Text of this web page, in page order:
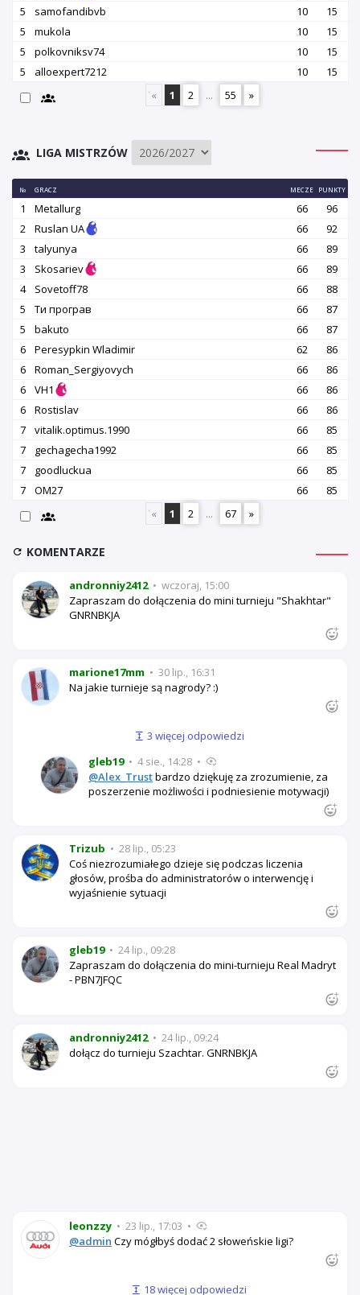
5
samofandibvb 10
15
5
mukola 10
15
5
polkovniksv74 10
15
5
alloexpert7212 10
15
«
1 2 ... 55 »
LIGA MISTRZÓW
№ GRACZ MECZE PUNKTY
1 Metallurg 66
96
2
Ruslan UA 66
92
3
talyunya 66
89
3
Skosariev 66
89
4
Sovetoff78 66
88
5
Ти програв 66
87
5
bakuto 66
87
6
Peresypkin Wladimir 62
86
6
Roman_Sergiyovych 66
86
6
VH1 66
86
6
Rostislav 66
86
7
vitalik.optimus.1990 66
85
7
gechagecha1992 66
85
7
goodluckua 66
85
7
OM27 66
85
«
1 2 ... 67 »
KOMENTARZE
andronniy2412 • wczoraj, 15:00
Zapraszam do dołączenia do mini turnieju "Shakhtar"
GNRNBKJA
marione17mm • 30 lip., 16:31
Na jakie turnieje są nagrody? :)
3 więcej odpowiedzi
gleb19 • 4 sie., 14:28 •
@Alex_Trustbardzo dziękuję za zrozumienie, za
poszerzenie możliwości i podniesienie motywacji)
Trizub • 28 lip., 05:23
Coś niezrozumiałego dzieje się podczas liczenia
głosów, prośba do administratorów o interwencję i
wyjaśnienie sytuacji
gleb19 • 24 lip., 09:28
Zapraszam do dołączenia do mini-turnieju Real Madryt
- PBN7JFQC
andronniy2412 • 24 lip., 09:24
dołącz do turnieju Szachtar. GNRNBKJA
leonzzy • 23 lip., 17:03 •
@admin Czy mógłbyś dodać 2 słoweńskie ligi?
18 więcej odpowiedzi